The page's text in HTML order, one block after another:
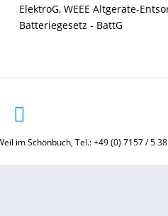
ElektroG, WEEE Altgeräte-
Batteriegesetz - BattG
im Schönbuch, Tel.: +49 (0) 7157 / 5